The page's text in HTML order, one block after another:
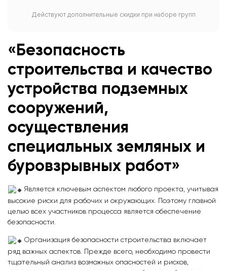
Действуют дополнительные скидки при наборе групп
«Безопасность
строительства и качество
устройства подземных
сооружений,
осуществления
специальных земляных и
буровзрывных работ»
Является ключевым аспектом любого проекта, учитывая
высокие риски для рабочих и окружающих. Поэтому главной
целью всех участников процесса является обеспечение
безопасности.
Организация безопасности строительства включает
ряд важных аспектов. Прежде всего, необходимо провести
тщательный анализ возможных опасностей и рисков,